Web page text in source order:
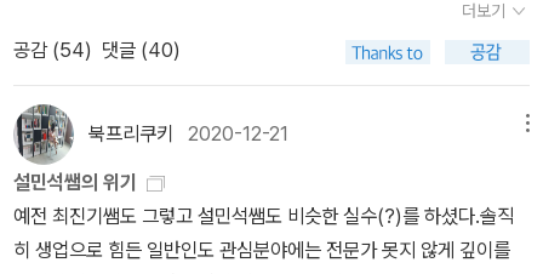
이된다! 결코 되풀이되어서는 안 될 근대사를 돌아볼 때 ‘저 때 우리가
를 부끄럽게 만들 뿐이다. 조선 후기에 들어서면서 일본보다 앞서거
나 적어도 앞설 수 있는 바탕을 마련할 수 있는 기회가 몇 번 있었지만
기득권 집권층의 무지와 무식으로 제대로 활용하지도 못했고, 그것이
그대로 통한의 한국근대사로 이어졌다. 박은식은 《한국통사》에서 러
시아와 중국, 일본 등 강대국들이 세력균형을 통해서 서로 견제하면
자유에 따르는 책임에 얽매어 위축되거나, 조금 나은 내일의 복지를
위해 소위 스펙 쌓기에 전력을 다하는 당신들이 되지 않기를 진심으
로 바랍니다. 몸은 비록 도서관 열람실과 개가실을 오가더라도 당신
의 전두엽에는 저 광활한 몽고의 평야에서 고비사막과 천상의 사마르
칸트와 아스트라한을 넘어 유라시아 대륙을 관통하는 거인의 꿈을 간
직하기를 기원합니다. 애초에 대학은 신학과 인문학을 공부하기 위
해 생겼습니다. 나는 보이는 것만 믿는 유물론자로 신학에 대해서는
전혀 관심이 없어 보탤 말이 없습니다. 그러니 그건 예외로 하겠습니
더보기
공감 (54) 댓글 (40)
북프리쿠키 2020-12-21
설민석쌤의 위기
예전 최진기쌤도 그렇고 설민석쌤도 비슷한 실수(?)를 하셨다.솔직
히 생업으로 힘든 일반인도 관심분야에는 전문가 못지 않게 깊이를